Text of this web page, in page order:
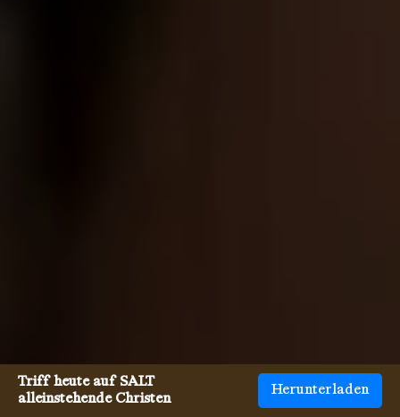
Triff heute auf SALT
alleinstehende Christen
Herunterladen